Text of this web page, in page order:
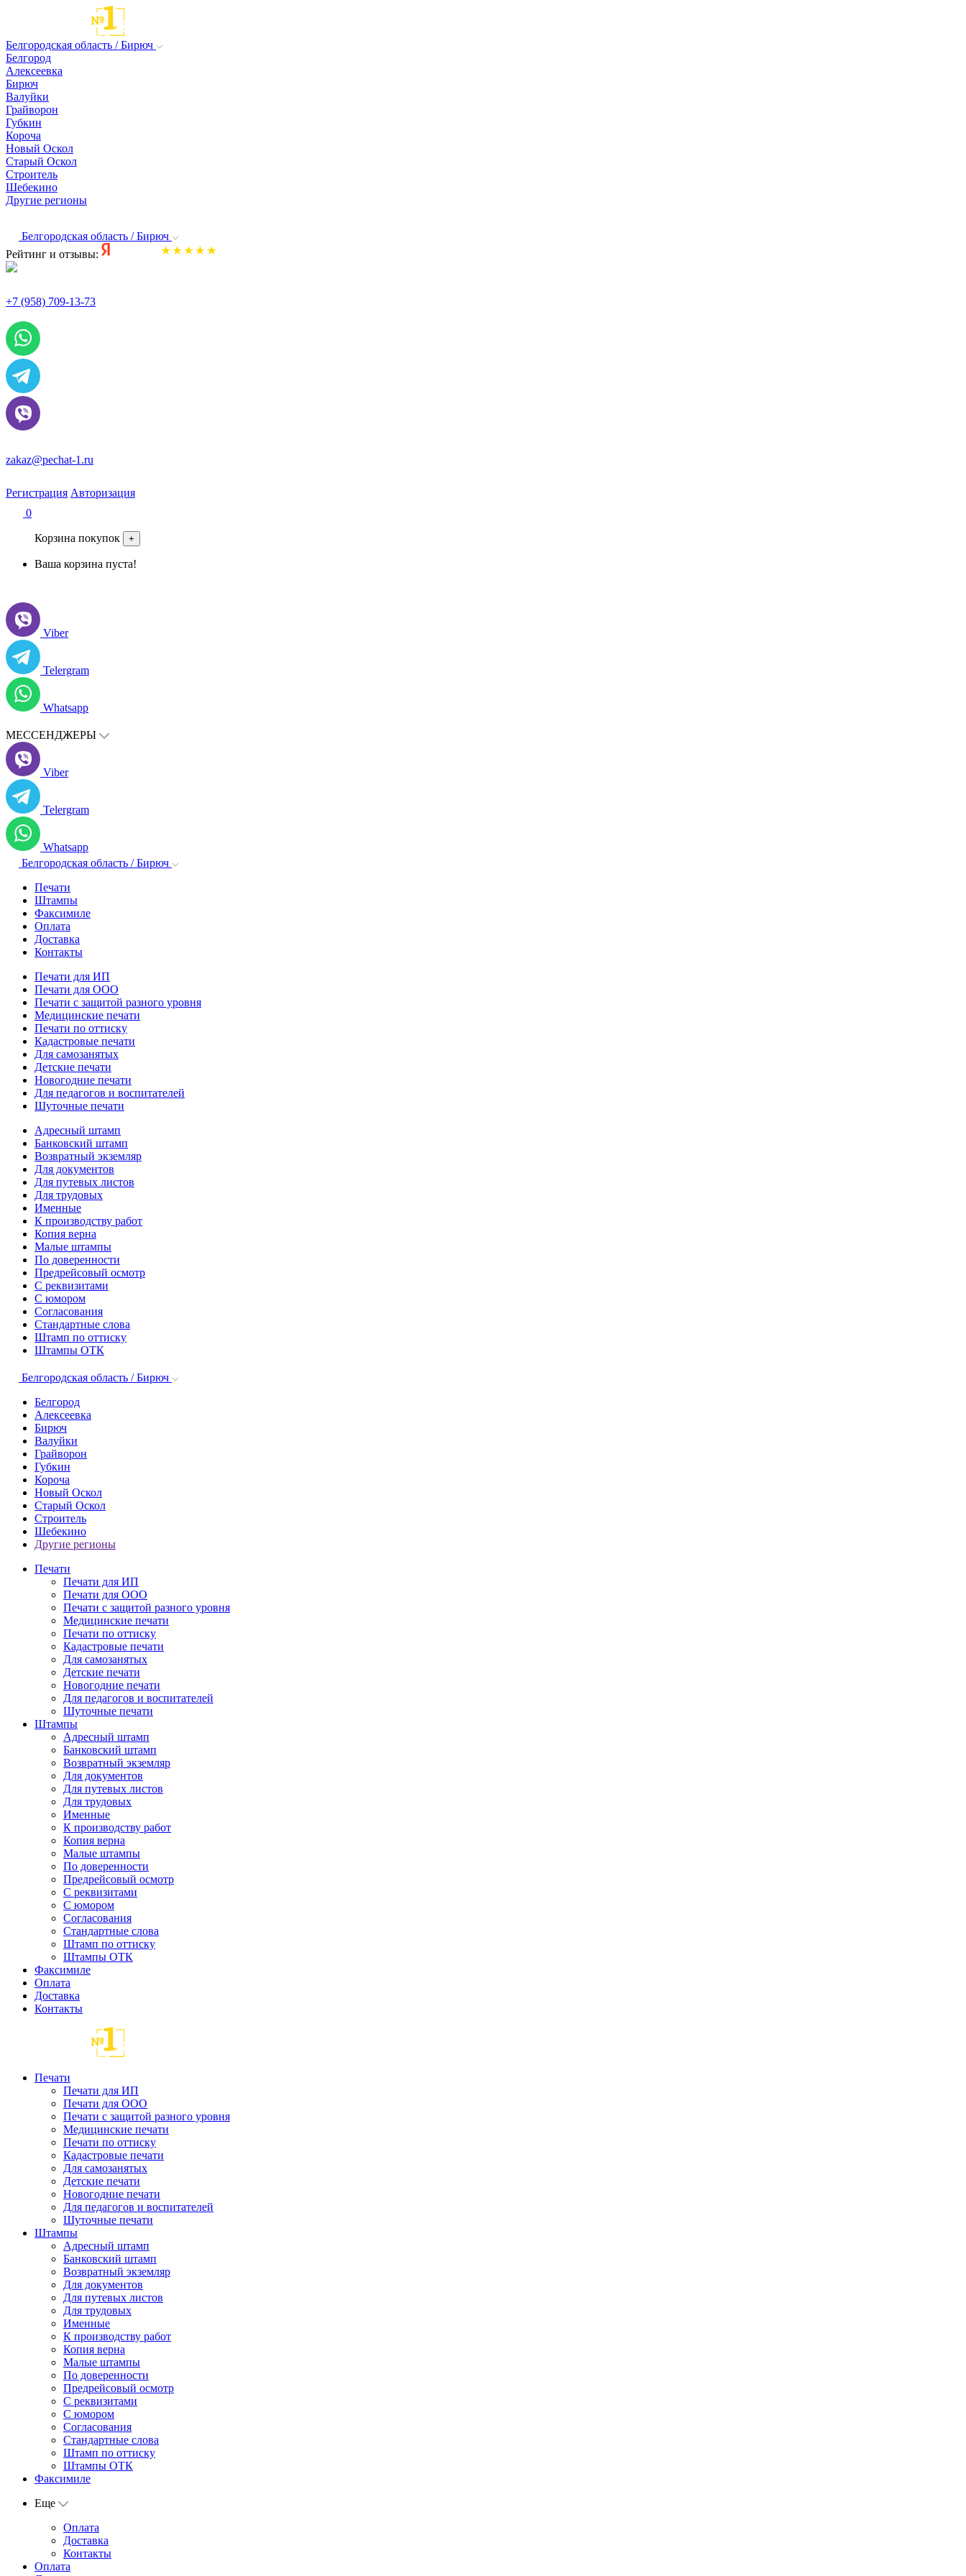
Белгородская область / Бирюч
Белгород
Алексеевка
Бирюч
Валуйки
Грайворон
Губкин
Короча
Новый Оскол
Старый Оскол
Строитель
Шебекино
Другие регионы
Белгородская область / Бирюч
Рейтинг и отзывы:
+7 (958) 709-13-73
zakaz@pechat-1.ru
Регистрация Авторизация
0
Корзина покупок +
Ваша корзина пуста!
Viber
Telergram
Whatsapp
МЕССЕНДЖЕРЫ
Viber
Telergram
Whatsapp
Белгородская область / Бирюч
Печати
Штампы
Факсимиле
Оплата
Доставка
Контакты
Печати для ИП
Печати для ООО
Печати с защитой разного уровня
Медицинские печати
Печати по оттиску
Кадастровые печати
Для самозанятых
Детские печати
Новогодние печати
Для педагогов и воспитателей
Шуточные печати
Адресный штамп
Банковский штамп
Возвратный экземляр
Для документов
Для путевых листов
Для трудовых
Именные
К производству работ
Копия верна
Малые штампы
По доверенности
Предрейсовый осмотр
С реквизитами
С юмором
Согласования
Стандартные слова
Штамп по оттиску
Штампы ОТК
Белгородская область / Бирюч
Белгород
Алексеевка
Бирюч
Валуйки
Грайворон
Губкин
Короча
Новый Оскол
Старый Оскол
Строитель
Шебекино
Другие регионы
Печати
Печати для ИП
Печати для ООО
Печати с защитой разного уровня
Медицинские печати
Печати по оттиску
Кадастровые печати
Для самозанятых
Детские печати
Новогодние печати
Для педагогов и воспитателей
Шуточные печати
Штампы
Адресный штамп
Банковский штамп
Возвратный экземляр
Для документов
Для путевых листов
Для трудовых
Именные
К производству работ
Копия верна
Малые штампы
По доверенности
Предрейсовый осмотр
С реквизитами
С юмором
Согласования
Стандартные слова
Штамп по оттиску
Штампы ОТК
Факсимиле
Оплата
Доставка
Контакты
Печати
Печати для ИП
Печати для ООО
Печати с защитой разного уровня
Медицинские печати
Печати по оттиску
Кадастровые печати
Для самозанятых
Детские печати
Новогодние печати
Для педагогов и воспитателей
Шуточные печати
Штампы
Адресный штамп
Банковский штамп
Возвратный экземляр
Для документов
Для путевых листов
Для трудовых
Именные
К производству работ
Копия верна
Малые штампы
По доверенности
Предрейсовый осмотр
С реквизитами
С юмором
Согласования
Стандартные слова
Штамп по оттиску
Штампы ОТК
Факсимиле
Еще
Оплата
Доставка
Контакты
Оплата